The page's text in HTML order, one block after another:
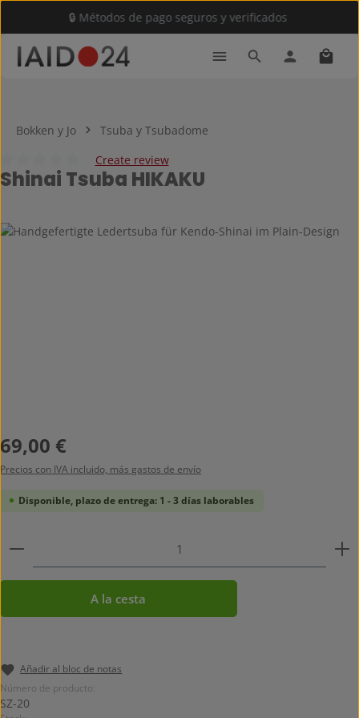
Saltar al contenido principal
🔒 Métodos de pago seguros y verificados
El
Bokken y Jo Tsuba y Tsubadome
Calificación promedio de 0 de 5 estrellas
Create review
Shinai Tsuba HIKAKU
Omitir galería de imágenes
Precio normal:
69,00 €
Precios con IVA incluido, más gastos de envío
Disponible, plazo de entrega: 1 - 3 días laborables
Cantidad del producto: introduce la cantidad
A la cesta
Añadir al bloc de notas
Número de producto:
SZ-20